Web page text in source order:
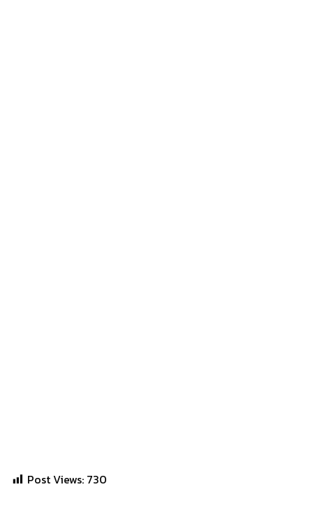
Post Views: 730